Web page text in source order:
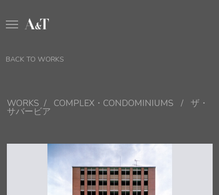
BACK TO WORKS
WORKS / COMPLEX・CONDOMINIUMS / ザ・
サバービア